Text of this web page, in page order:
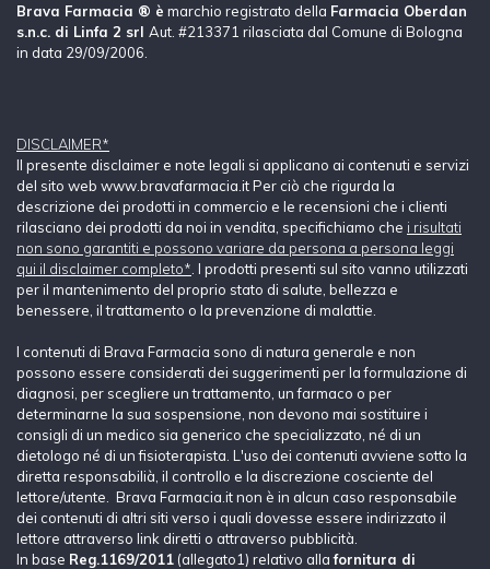
Brava Farmacia ® è marchio registrato della Farmacia Oberdan
s.n.c. di Linfa 2 srl Aut. #213371 rilasciata dal Comune di Bologna
in data 29/09/2006.
DISCLAIMER*
Il presente disclaimer e note legali si applicano ai contenuti e servizi
del sito web www.bravafarmacia.it Per ciò che rigurda la
descrizione dei prodotti in commercio e le recensioni che i clienti
rilasciano dei prodotti da noi in vendita, specifichiamo che i risultati
non sono garantiti e possono variare da persona a persona leggi
qui il disclaimer completo* . I prodotti presenti sul sito vanno utilizzati
per il mantenimento del proprio stato di salute, bellezza e
benessere, il trattamento o la prevenzione di malattie.
I contenuti di Brava Farmacia sono di natura generale e non
possono essere considerati dei suggerimenti per la formulazione di
diagnosi, per scegliere un trattamento, un farmaco o per
determinarne la sua sospensione, non devono mai sostituire i
consigli di un medico sia generico che specializzato, né di un
dietologo né di un fisioterapista. L'uso dei contenuti avviene sotto la
diretta responsabilià, il controllo e la discrezione cosciente del
lettore/utente. Brava Farmacia.it non è in alcun caso responsabile
dei contenuti di altri siti verso i quali dovesse essere indirizzato il
lettore attraverso link diretti o attraverso pubblicità.
In base Reg.1169/2011 (allegato1) relativo allafornitura di